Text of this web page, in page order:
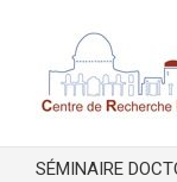
SÉMINAIRE